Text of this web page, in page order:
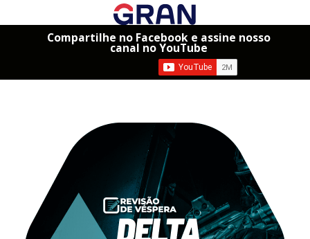
Compartilhe no Facebook e assine nosso
canal no YouTube